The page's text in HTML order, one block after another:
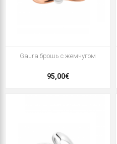
Gaura брошь с жемчугом
95,00€